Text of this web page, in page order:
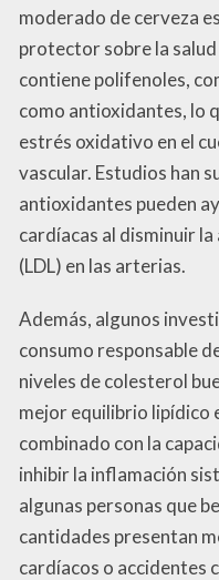
moderado de cerveza
protector sobre la
contiene polifenoles,
como antioxidantes, lo
estrés oxidativo en el
vascular. Estudios han
antioxidantes pueden
cardíacas al disminuir
(LDL) en las arterias.
Además, algunos
consumo responsable
niveles de colesterol
mejor equilibrio lipídico
combinado con la
inhibir la inflamación
algunas personas que
cantidades presentan
cardíacos o accidentes